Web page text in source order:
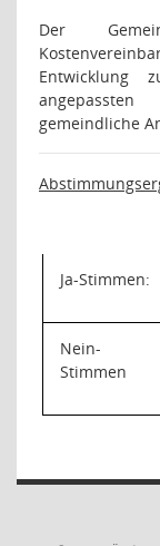
Der
Entwicklung
gemeindliche
Ja-Stimmen:
Nein-
Stimmen